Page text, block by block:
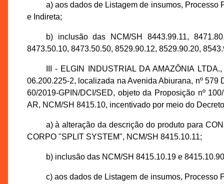
a) aos dados de Listagem de insumos, Processo
e Indireta;
b) inclusão das NCM/SH 8443.99.11,
8473.50.10, 8473.50.50, 8529.90.12, 8529.90.20,
III - ELGIN INDUSTRIAL DA AMAZÔNIA
06.200.225-2, localizada na Avenida Abiurana, nº
60/2019-GPIN/DCI/SED, objeto da Proposição nº
AR, NCM/SH 8415.10, incentivado por meio do
a) à alteração da descrição do produto para
CORPO "SPLIT SYSTEM", NCM/SH 8415.10.11;
b) inclusão das NCM/SH 8415.10.19 e
c) aos dados de Listagem de insumos, Processo